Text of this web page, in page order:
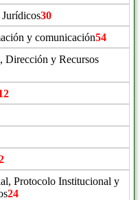
30
y comunicación54
Dirección y Recursos
Protocolo Institucional y
24